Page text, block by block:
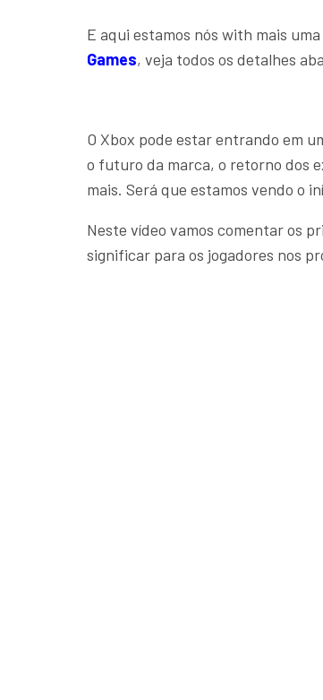
E aqui estamos nós with mais
Games, veja todos os detalhes
O Xbox pode estar entrando em
o futuro da marca, o retorno dos
mais. Será que estamos vendo o
Neste vídeo vamos comentar os
significar para os jogadores nos